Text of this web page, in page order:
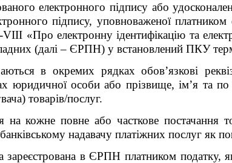
електронного підпису або
підпису, уповноваженої
«Про електронну ідентифікацію та
(далі – ЄРПН) у встановлений ПКУ
в окремих рядках обов’язкові
юридичної особи або прізвище, ім’я та по
товарів/послуг.
на кожне повне або часткове
надавачу платіжних послуг як
зареєстрована в ЄРПН платником податку,